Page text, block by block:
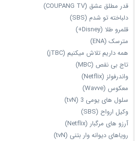
قدر مطلق عشق (COUPANG TV)
دلباخته تو شدم (SBS)
قلمرو طلا (Disney+)
مترسک (ENA)
همه داریم تلاش میکنیم (jTBC)
تاج بی‌ نقص (MBC)
واندرفولز (Netflix)
معکوس (Wavve)
سلول های یومی 3 (tvN)
وکیل ارواح (SBS)
آرزو های مرگبار (Netflix)
رویاهای دیوانه‌ وار بتنی (tvN)